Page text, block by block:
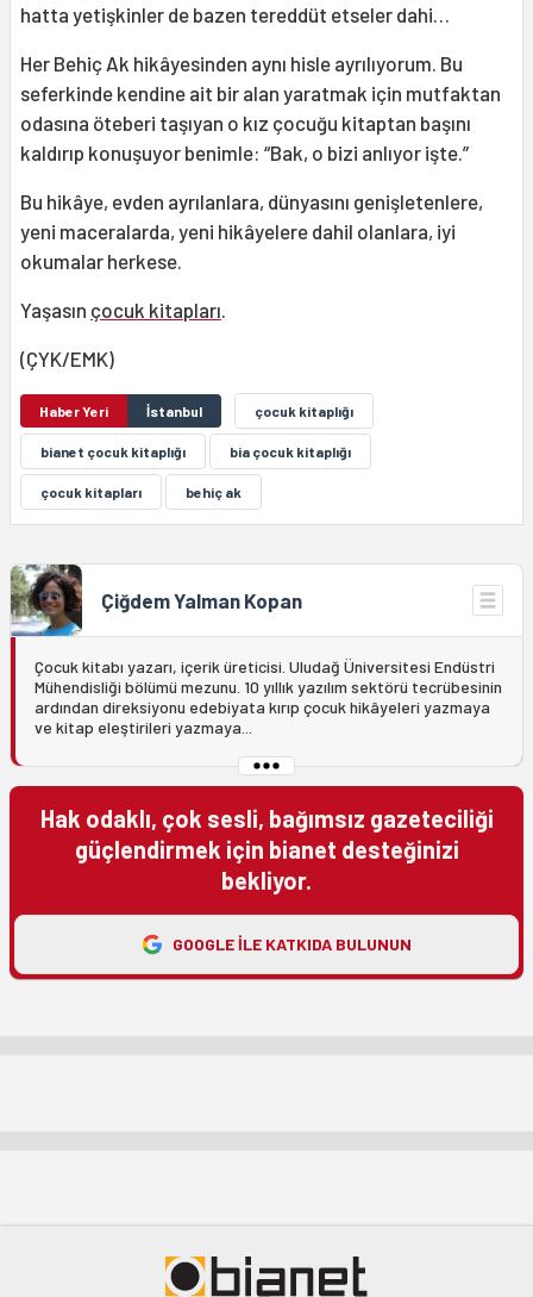
hatta yetişkinler de bazen tereddüt etseler dahi…
Her Behiç Ak hikâyesinden aynı hisle ayrılıyorum. Bu
seferkinde kendine ait bir alan yaratmak için mutfaktan
odasına öteberi taşıyan o kız çocuğu kitaptan başını
kaldırıp konuşuyor benimle: “Bak, o bizi anlıyor işte.”
Bu hikâye, evden ayrılanlara, dünyasını genişletenlere,
yeni maceralarda, yeni hikâyelere dahil olanlara, iyi
okumalar herkese.
Yaşasın çocuk kitapları
(ÇYK/EMK)
Haber Yeri İstanbul çocuk kitaplığı
bianet çocuk kitaplığı bia çocuk kitaplığı
çocuk kitapları behiç ak
Çiğdem Yalman Kopan
Çocuk kitabı yazarı, içerik üreticisi. Uludağ Üniversitesi Endüstri
Mühendisliği bölümü mezunu. 10 yıllık yazılım sektörü tecrübesinin
ardından direksiyonu edebiyata kırıp çocuk hikâyeleri yazmaya
ve kitap eleştirileri yazmaya...
Hak odaklı, çok sesli, bağımsız gazeteciliği
güçlendirmek için bianet desteğinizi
bekliyor.
GOOGLE ILE KATKIDA BULUNUN